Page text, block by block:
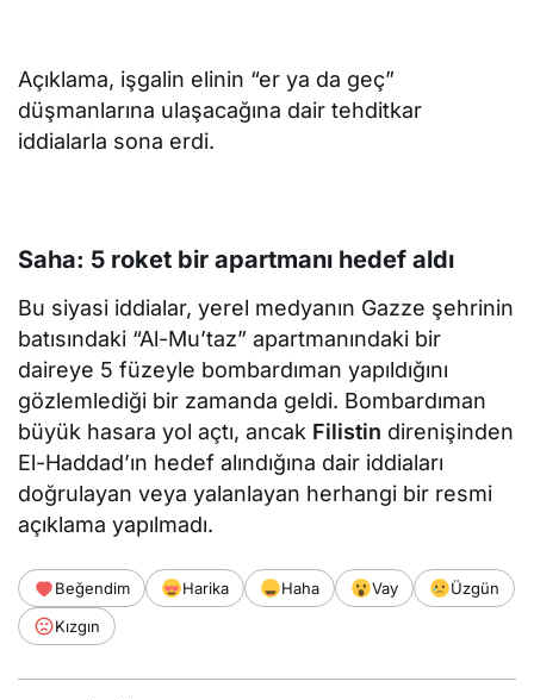
Açıklama, işgalin elinin “er ya da geç”
düşmanlarına ulaşacağına dair tehditkar
iddialarla sona erdi.
Saha: 5 roket bir apartmanı hedef aldı
Bu siyasi iddialar, yerel medyanın Gazze şehrinin
batısındaki “Al-Mu’taz” apartmanındaki bir
daireye 5 füzeyle bombardıman yapıldığını
gözlemlediği bir zamanda geldi. Bombardıman
büyük hasara yol açtı, ancak Filistin direnişinden
El-Haddad’ın hedef alındığına dair iddiaları
doğrulayan veya yalanlayan herhangi bir resmi
açıklama yapılmadı.
Beğendim Harika Haha Vay
Üzgün
Kızgın